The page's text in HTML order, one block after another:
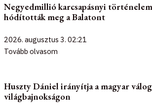
Negyedmillió karcsapásnyi
hódították meg a Balatont
2026. augusztus 3. 02:21
Tovább olvasom
Huszty Dániel irányítja a magyar
világbajnokságon